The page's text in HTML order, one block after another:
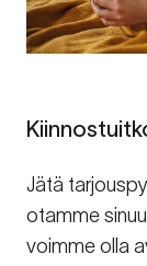
Jätä
otamme
voimme olla